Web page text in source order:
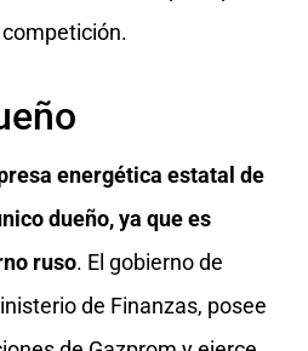
energética estatal de
dueño, ya que es
ruso. El gobierno de
de Finanzas, posee